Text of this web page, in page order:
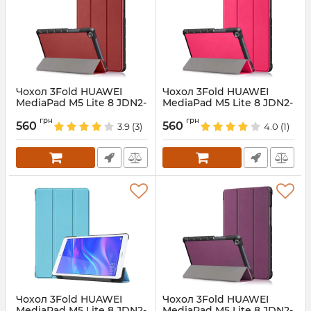
Чохол 3Fold HUAWEI
MediaPad M5 Lite 8 JDN2-
Артикул: 687794
560 грн
3.9 (3)
Чохол 3Fold HUAWEI
MediaPad M5 Lite 8 JDN2-
Артикул: 687793
560 грн
4.0 (1)
Чохол 3Fold HUAWEI
Чохол 3Fold HUAWEI